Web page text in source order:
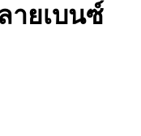
ายเบนซ์